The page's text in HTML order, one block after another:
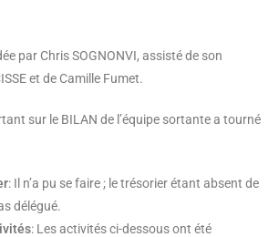
par Chris SOGNONVI, assisté de son
et de Camille Fumet.
sur le BILAN de l’équipe sortante a tourné
: Il n’a pu se faire ; le trésorier étant absent de
délégué.
: Les activités ci-dessous ont été